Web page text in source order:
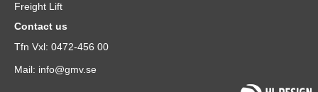
Freight Lift
Contact us
Tfn Vxl: 0472-456 00
Mail: info@gmv.se